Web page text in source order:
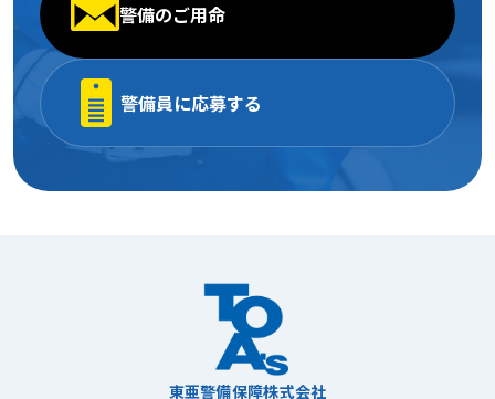
警備のご用命
警備員に応募する
東亜警備保障株式会社